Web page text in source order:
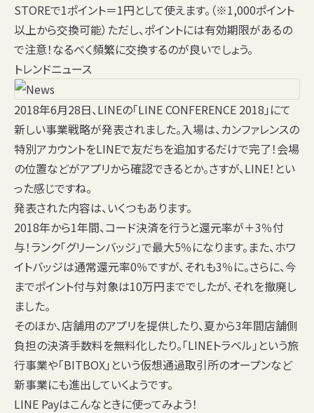
STOREで1ポイント＝1円として使えます。（※1,000ポイント
以上から交換可能）ただし、ポイントには有効期限があるの
で注意！なるべく頻繁に交換するのが良いでしょう。
トレンドニュース
2018年6月28日、LINEの「LINE CONFERENCE 2018」にて
新しい事業戦略が発表されました。入場は、カンファレンスの
特別アカウントをLINEで友だちを追加するだけで完了！会場
の位置などがアプリから確認できるとか。さすが、LINE！とい
った感じですね。
発表された内容は、いくつもあります。
2018年から1年間、コード決済を行うと還元率が＋3％付
与！ランク「グリーンバッジ」で最大5％になります。また、ホワ
イトバッジは通常還元率0％ですが、それも3％に。さらに、今
までポイント付与対象は10万円まででしたが、それを撤廃し
ました。
そのほか、店舗用のアプリを提供したり、夏から3年間店舗側
負担の決済手数料を無料化したり。「LINEトラベル」という旅
行事業や「BITBOX」という仮想通過取引所のオープンなど
新事業にも進出していくようです。
LINE Payはこんなときに使ってみよう！